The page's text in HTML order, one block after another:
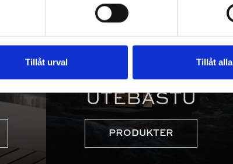
Tillåt urval Tillåt alla
UTEBASTU
PRODUKTER